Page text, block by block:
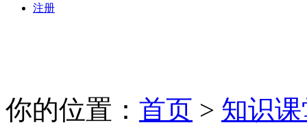
注册
你的位置： 首页 > 知识